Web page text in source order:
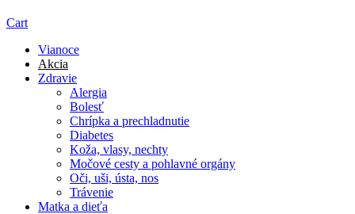
Cart
Vianoce
Akcia
Zdravie
Alergia
Bolesť
Chrípka a prechladnutie
Diabetes
Koža, vlasy, nechty
Močové cesty a pohlavné orgány
Oči, uši, ústa, nos
Trávenie
Matka a dieťa